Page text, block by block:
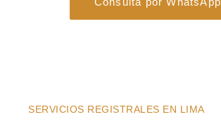
SERVICIOS REGISTRALES EN LIMA